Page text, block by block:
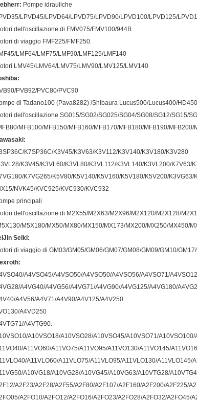
Pompe idrauliche
LPVD45/LPVD64/LPVD75/LPVD90/LPVD100/LPVD125/
dell'oscillazione di FMV075/FMV100/944B
di viaggio FMF225/FMF250.
LMF64/LMF75/LMF90/LMF125/LMF140
LMV45/LMV64/LMV75/LMV90/LMV125/LMV140
PVB92/PVC80/PVC90
di Tadano100 (Pava8282) /Shibaura Lucus500/Lucus400/
dell'oscillazione SG015/SG02/SG025/SG04/SG08/SG12/SG15/
MFB100/MFB150/MFB160/MFB170/MFB180/MFB190/MFB200/
K7SP36C/K3V45/K3V63/K3V112/K3V140/K3V180/K3V280
K3V45/K3VL60/K3VL80/K3VL112/K3VL140/K3VL200/K7V63/
K7VG265/K5V80/K5V140/K5V160/K5V180/K5V200/
NVK45/KVC925/KVC930/KVC932
principali
dell'oscillazione di M2X55/M2X63/M2X96/M2X120/M2X128/
M5X180/MX50/MX80/MX150/MX173/MX200/MX250/MX450/
Seiki:
di viaggio di GM03/GM05/GM06/GM07/GM08/GM09/GM10/
A4VSO45/A4VSO50/A4VSO50/A4VSO56/A4VSO71/
A4VG40/A4VG56/A4VG71/A4VG90/A4VG125/A4VG180/
A4V56/A4V71/A4V90/A4V125/A4V250
A4VD250
A4VTG90.
A10VSO18/A10VSO28/A10VSO45/A10VSO71/
A11VO60/A11VO75/A11VO95/A11VO130/A11VO145/
A11VLO60/A11VLO75/A11VLO95/A11VLO130/
A10VG18/A10VG28/A10VG45/A10VG63/A10VTG28/
A2F23/A2F28/A2F55/A2F80/A2F107/A2F160/A2F200/A2F225/
A2FO10/A2FO12/A2FO16/A2FO23/A2FO28/A2FO32/